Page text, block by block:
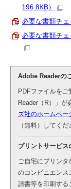
196.8KB）
必要な書類チ
必要な書類チ
Adobe Readerの
PDFファイルをご
Reader（R）」が
ズ社のホームペ
（無料）してくだ
プリントサービス
ご自宅にプリンタ
のコンビニエンス
請書等を印刷す